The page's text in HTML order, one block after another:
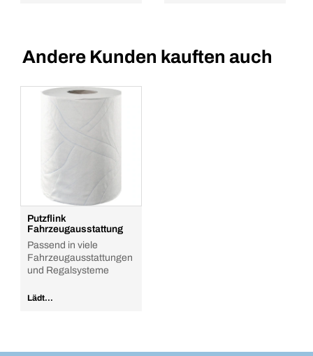
Andere Kunden kauften auch
Putzflink
Fahrzeugausstattung
Passend in viele
Fahrzeugausstattungen
und Regalsysteme
Lädt...